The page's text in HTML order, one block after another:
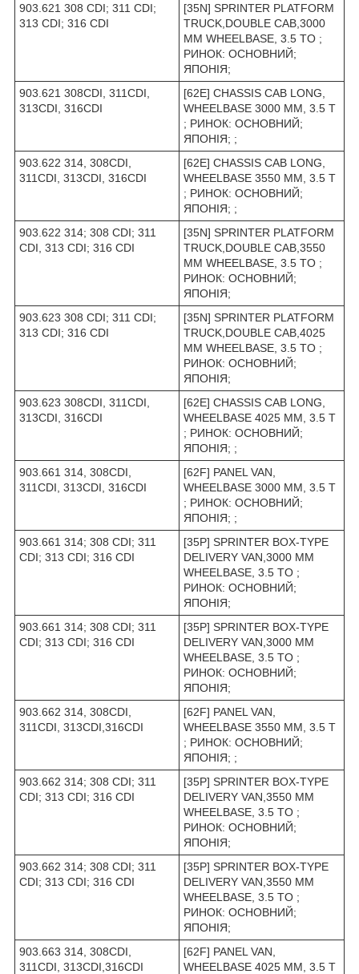
903.621 308 CDI; 311 CDI;
313 CDI; 316 CDI
[35N] SPRINTER PLATFORM
TRUCK,DOUBLE CAB,3000
MM WHEELBASE, 3.5 TO ;
РИНОК: ОСНОВНИЙ;
ЯПОНІЯ;
903.621 308CDI, 311CDI,
313CDI, 316CDI
[62E] CHASSIS CAB LONG,
WHEELBASE 3000 MM, 3.5 T
; РИНОК: ОСНОВНИЙ;
ЯПОНІЯ; ;
903.622 314, 308CDI,
311CDI, 313CDI, 316CDI
[62E] CHASSIS CAB LONG,
WHEELBASE 3550 ММ, 3.5 T
; РИНОК: ОСНОВНИЙ;
ЯПОНІЯ; ;
903.622 314; 308 CDI; 311
CDI, 313 CDI; 316 CDI
[35N] SPRINTER PLATFORM
TRUCK,DOUBLE CAB,3550
MM WHEELBASE, 3.5 TO ;
РИНОК: ОСНОВНИЙ;
ЯПОНІЯ;
903.623 308 CDI; 311 CDI;
313 CDI; 316 CDI
[35N] SPRINTER PLATFORM
TRUCK,DOUBLE CAB,4025
MM WHEELBASE, 3.5 TO ;
РИНОК: ОСНОВНИЙ;
ЯПОНІЯ;
903.623 308CDI, 311CDI,
313CDI, 316CDI
[62E] CHASSIS CAB LONG,
WHEELBASE 4025 MM, 3.5 T
; РИНОК: ОСНОВНИЙ;
ЯПОНІЯ; ;
903.661 314, 308CDI,
311CDI, 313CDI, 316CDI
[62F] PANEL VAN,
WHEELBASE 3000 MM, 3.5 T
; РИНОК: ОСНОВНИЙ;
ЯПОНІЯ; ;
903.661 314; 308 CDI; 311
CDI; 313 CDI; 316 CDI
[35P] SPRINTER BOX-TYPE
DELIVERY VAN,3000 MM
WHEELBASE, 3.5 TO ;
РИНОК: ОСНОВНИЙ;
ЯПОНІЯ;
903.661 314; 308 CDI; 311
CDI; 313 CDI; 316 CDI
[35P] SPRINTER BOX-TYPE
DELIVERY VAN,3000 MM
WHEELBASE, 3.5 TO ;
РИНОК: ОСНОВНИЙ;
ЯПОНІЯ;
903.662 314, 308CDI,
311CDI, 313CDI,316CDI
[62F] PANEL VAN,
WHEELBASE 3550 ММ, 3.5 T
; РИНОК: ОСНОВНИЙ;
ЯПОНІЯ; ;
903.662 314; 308 CDI; 311
CDI; 313 CDI; 316 CDI
[35P] SPRINTER BOX-TYPE
DELIVERY VAN,3550 MM
WHEELBASE, 3.5 TO ;
РИНОК: ОСНОВНИЙ;
ЯПОНІЯ;
903.662 314; 308 CDI; 311
CDI; 313 CDI; 316 CDI
[35P] SPRINTER BOX-TYPE
DELIVERY VAN,3550 MM
WHEELBASE, 3.5 TO ;
РИНОК: ОСНОВНИЙ;
ЯПОНІЯ;
903.663 314, 308CDI,
311CDI, 313CDI,316CDI
[62F] PANEL VAN,
WHEELBASE 4025 MM, 3.5 T